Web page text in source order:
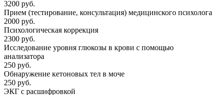
3200 руб.
Прием (тестирование, консультация) медицинского психолога
2000 руб.
Психологическая коррекция
2300 руб.
Исследование уровня глюкозы в крови с помощью
анализатора
250 руб.
Обнаружение кетоновых тел в моче
250 руб.
ЭКГ с расшифровкой